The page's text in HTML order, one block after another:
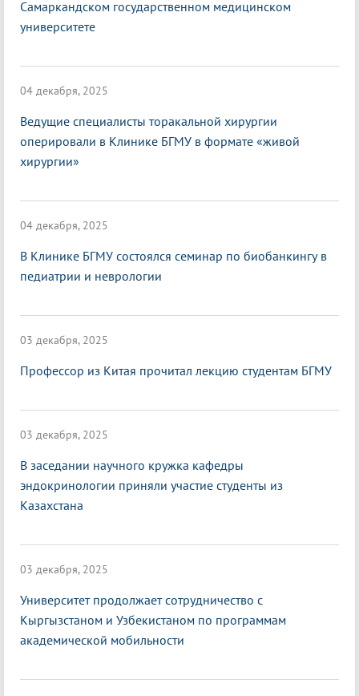
Самаркандском государственном медицинском
университете
04 декабря, 2025
Ведущие специалисты торакальной хирургии
оперировали в Клинике БГМУ в формате «живой
хирургии»
04 декабря, 2025
В Клинике БГМУ состоялся семинар по биобанкингу в
педиатрии и неврологии
03 декабря, 2025
Профессор из Китая прочитал лекцию студентам БГМУ
03 декабря, 2025
В заседании научного кружка кафедры
эндокринологии приняли участие студенты из
Казахстана
03 декабря, 2025
Университет продолжает сотрудничество с
Кыргызстаном и Узбекистаном по программам
академической мобильности